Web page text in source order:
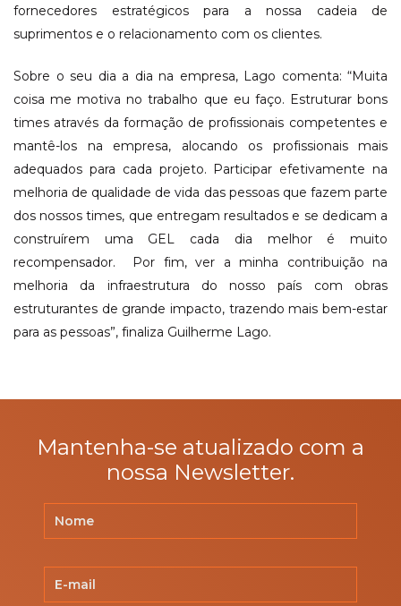
fornecedores estratégicos para a nossa cadeia de
suprimentos e o relacionamento com os clientes.
Sobre o seu dia a dia na empresa, Lago comenta: “Muita
coisa me motiva no trabalho que eu faço. Estruturar bons
times através da formação de profissionais competentes e
mantê-los na empresa, alocando os profissionais mais
adequados para cada projeto. Participar efetivamente na
melhoria de qualidade de vida das pessoas que fazem parte
dos nossos times, que entregam resultados e se dedicam a
construírem uma GEL cada dia melhor é muito
recompensador. Por fim, ver a minha contribuição na
melhoria da infraestrutura do nosso país com obras
estruturantes de grande impacto, trazendo mais bem-estar
para as pessoas”, finaliza Guilherme Lago.
Mantenha-se atualizado com a
nossa Newsletter.